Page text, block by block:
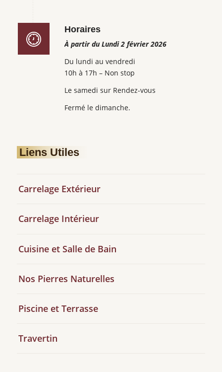
Horaires
À partir du Lundi 2 février 2026
Du lundi au vendredi
10h à 17h – Non stop
Le samedi sur Rendez-vous
Fermé le dimanche.
Liens Utiles
Carrelage Extérieur
Carrelage Intérieur
Cuisine et Salle de Bain
Nos Pierres Naturelles
Piscine et Terrasse
Travertin